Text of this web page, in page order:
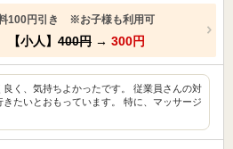
料100円引き ※お子様も利用可
【小人】 400円 → 300円
良く、気持ちよかったです。 従業員さんの対
きたいとおもっています。 特に、マッサージ